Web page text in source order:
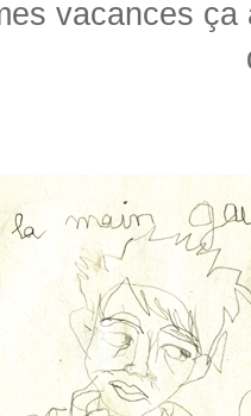
vacances